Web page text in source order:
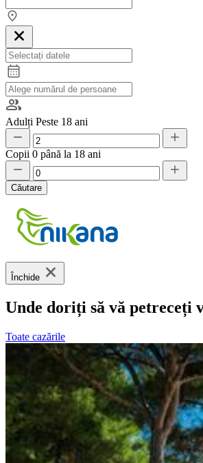
Adulți Peste 18 ani
Copii 0 până la 18 ani
Căutare
Închide
Unde doriți să vă petreceți
Toate cazările